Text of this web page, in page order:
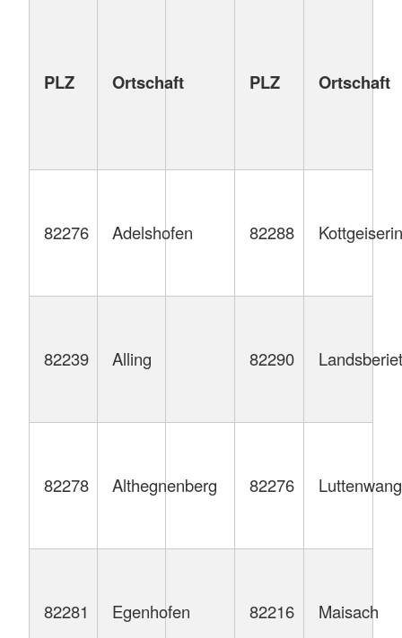
PLZ Ortschaft PLZ Ortschaft
82276 Adelshofen 82288
82239 Alling 82290 Landsberiet
82278 Althegnenberg 82276 Luttenwang
82281 Egenhofen 82216 Maisach